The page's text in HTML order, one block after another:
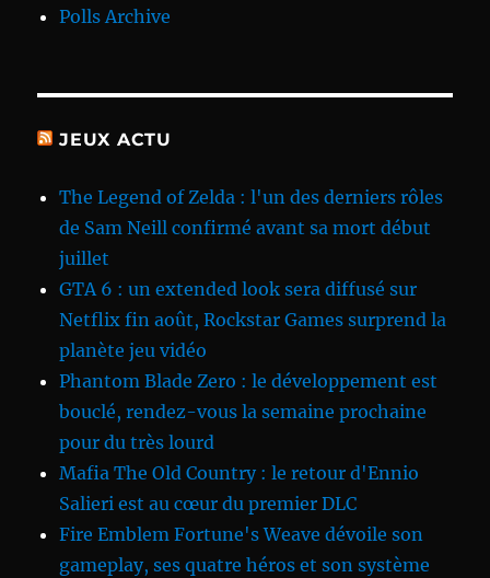
Polls Archive
JEUX ACTU
The Legend of Zelda : l'un des derniers rôles
de Sam Neill confirmé avant sa mort début
juillet
GTA 6 : un extended look sera diffusé sur
Netflix fin août, Rockstar Games surprend la
planète jeu vidéo
Phantom Blade Zero : le développement est
bouclé, rendez-vous la semaine prochaine
pour du très lourd
Mafia The Old Country : le retour d'Ennio
Salieri est au cœur du premier DLC
Fire Emblem Fortune's Weave dévoile son
gameplay, ses quatre héros et son système